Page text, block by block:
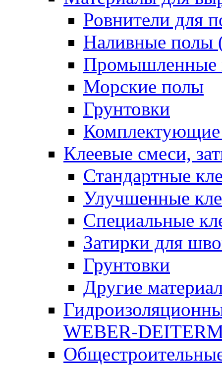
Ровнители для
Наливные полы
Промышленные
Морские полы
Грунтовки
Клеевые смеси,
Стандартные
Улучшенные
Специальные
Затирки для
Грунтовки
Другие
WEBER-